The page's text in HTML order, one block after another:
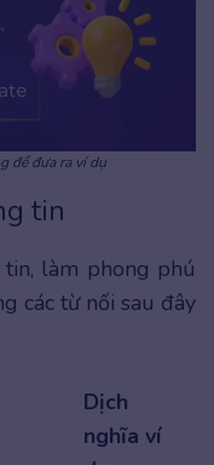
để đưa ra ví dụ
tin
làm phong phú
các từ nối sau đây
Dịch
nghĩa ví